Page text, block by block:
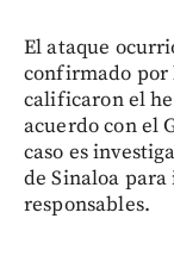
El ataque
confirmado por
calificaron el
acuerdo con el
caso es
de Sinaloa
responsables.